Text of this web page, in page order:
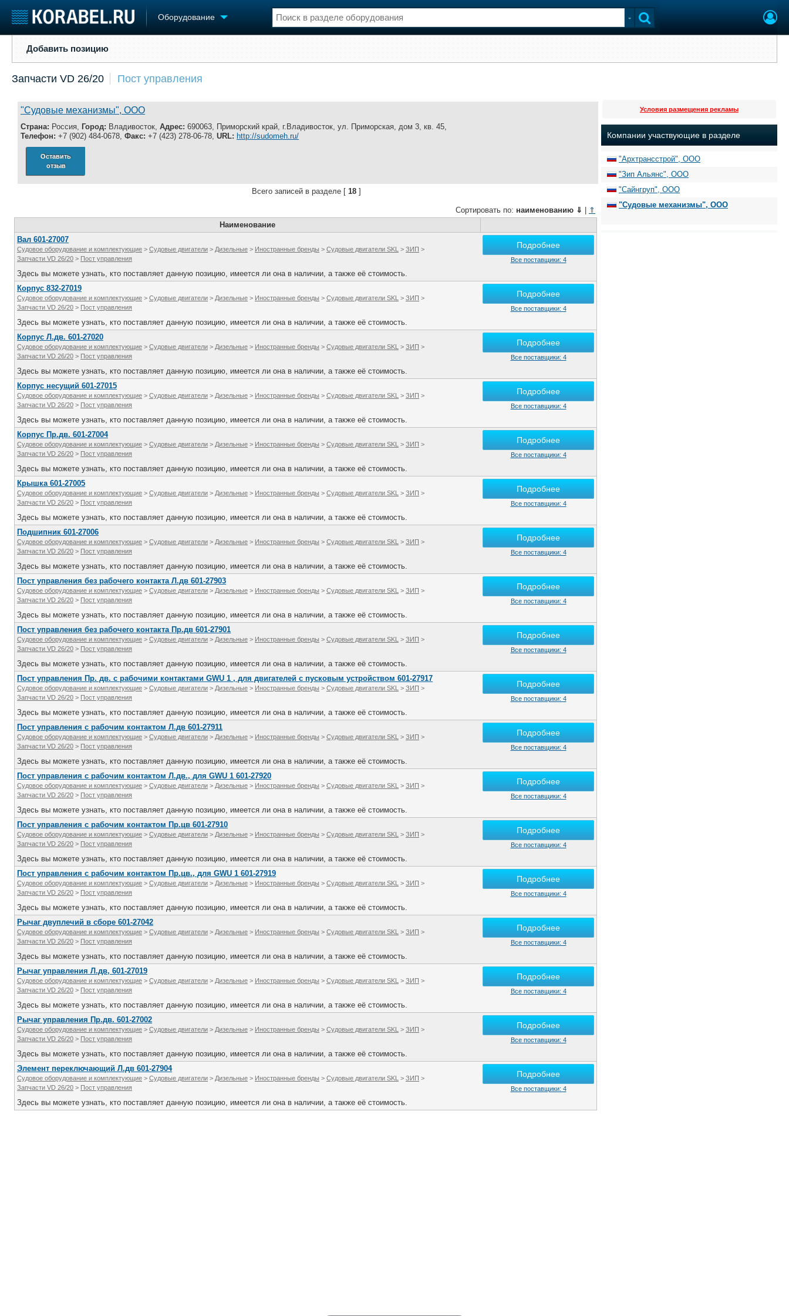
Оборудование
Судостроение
Пульс
Компании
Работа
Крюинг
Журнал
Реклама
Торговая площадка
Доска объявлений
Оборудование
Материалы
Конференции
Флот
Добавить позицию
Запчасти VD 26/20 Пост управления
"Судовые механизмы", ООО
Страна: Россия, Город: Владивосток, Адрес: 690063, Приморский край, г.Владивосток, ул. Приморская, дом 3, кв. 45,
Телефон: +7 (902) 484-0678, Факс: +7 (423) 278-06-78, URL: http://sudomeh.ru/
Оставить
отзыв
Всего записей в разделе [ 18 ]
Сортировать по: наименованию ⇓
⇑
Наименование
Вал 601-27007
Судовое оборудование и комплектующие > Судовые двигатели > Дизельные > Иностранные бренды > Судовые двигатели SKL > ЗИП >
Запчасти VD 26/20 > Пост управления
Здесь вы можете узнать, кто поставляет данную позицию, имеется ли она в наличии, а также её стоимость.
Подробнее
Все поставщики: 4
Корпус 832-27019
Судовое оборудование и комплектующие > Судовые двигатели > Дизельные > Иностранные бренды > Судовые двигатели SKL > ЗИП >
Запчасти VD 26/20 > Пост управления
Здесь вы можете узнать, кто поставляет данную позицию, имеется ли она в наличии, а также её стоимость.
Подробнее
Все поставщики: 4
Корпус Л.дв. 601-27020
Судовое оборудование и комплектующие > Судовые двигатели > Дизельные > Иностранные бренды > Судовые двигатели SKL > ЗИП >
Запчасти VD 26/20 > Пост управления
Здесь вы можете узнать, кто поставляет данную позицию, имеется ли она в наличии, а также её стоимость.
Подробнее
Все поставщики: 4
Корпус несущий 601-27015
Судовое оборудование и комплектующие > Судовые двигатели > Дизельные > Иностранные бренды > Судовые двигатели SKL > ЗИП >
Запчасти VD 26/20 > Пост управления
Здесь вы можете узнать, кто поставляет данную позицию, имеется ли она в наличии, а также её стоимость.
Подробнее
Все поставщики: 4
Корпус Пр.дв. 601-27004
Судовое оборудование и комплектующие > Судовые двигатели > Дизельные > Иностранные бренды > Судовые двигатели SKL > ЗИП >
Запчасти VD 26/20 > Пост управления
Здесь вы можете узнать, кто поставляет данную позицию, имеется ли она в наличии, а также её стоимость.
Подробнее
Все поставщики: 4
Крышка 601-27005
Судовое оборудование и комплектующие > Судовые двигатели > Дизельные > Иностранные бренды > Судовые двигатели SKL > ЗИП >
Запчасти VD 26/20 > Пост управления
Здесь вы можете узнать, кто поставляет данную позицию, имеется ли она в наличии, а также её стоимость.
Подробнее
Все поставщики: 4
Подшипник 601-27006
Судовое оборудование и комплектующие > Судовые двигатели > Дизельные > Иностранные бренды > Судовые двигатели SKL > ЗИП >
Запчасти VD 26/20 > Пост управления
Здесь вы можете узнать, кто поставляет данную позицию, имеется ли она в наличии, а также её стоимость.
Подробнее
Все поставщики: 4
Пост управления без рабочего контакта Л.дв 601-27903
Судовое оборудование и комплектующие > Судовые двигатели > Дизельные > Иностранные бренды > Судовые двигатели SKL > ЗИП >
Запчасти VD 26/20 > Пост управления
Здесь вы можете узнать, кто поставляет данную позицию, имеется ли она в наличии, а также её стоимость.
Подробнее
Все поставщики: 4
Пост управления без рабочего контакта Пр.дв 601-27901
Судовое оборудование и комплектующие > Судовые двигатели > Дизельные > Иностранные бренды > Судовые двигатели SKL > ЗИП >
Запчасти VD 26/20 > Пост управления
Здесь вы можете узнать, кто поставляет данную позицию, имеется ли она в наличии, а также её стоимость.
Подробнее
Все поставщики: 4
Пост управления Пр. дв. с рабочими контактами GWU 1 , для двигателей с пусковым устройством 601-27917
Судовое оборудование и комплектующие > Судовые двигатели > Дизельные > Иностранные бренды > Судовые двигатели SKL > ЗИП >
Запчасти VD 26/20 > Пост управления
Здесь вы можете узнать, кто поставляет данную позицию, имеется ли она в наличии, а также её стоимость.
Подробнее
Все поставщики: 4
Пост управления с рабочим контактом Л.дв 601-27911
Судовое оборудование и комплектующие > Судовые двигатели > Дизельные > Иностранные бренды > Судовые двигатели SKL > ЗИП >
Запчасти VD 26/20 > Пост управления
Здесь вы можете узнать, кто поставляет данную позицию, имеется ли она в наличии, а также её стоимость.
Подробнее
Все поставщики: 4
Пост управления с рабочим контактом Л.дв., для GWU 1 601-27920
Судовое оборудование и комплектующие > Судовые двигатели > Дизельные > Иностранные бренды > Судовые двигатели SKL > ЗИП >
Запчасти VD 26/20 > Пост управления
Здесь вы можете узнать, кто поставляет данную позицию, имеется ли она в наличии, а также её стоимость.
Подробнее
Все поставщики: 4
Пост управления с рабочим контактом Пр.цв 601-27910
Судовое оборудование и комплектующие > Судовые двигатели > Дизельные > Иностранные бренды > Судовые двигатели SKL > ЗИП >
Запчасти VD 26/20 > Пост управления
Здесь вы можете узнать, кто поставляет данную позицию, имеется ли она в наличии, а также её стоимость.
Подробнее
Все поставщики: 4
Пост управления с рабочим контактом Пр.цв., для GWU 1 601-27919
Судовое оборудование и комплектующие > Судовые двигатели > Дизельные > Иностранные бренды > Судовые двигатели SKL > ЗИП >
Запчасти VD 26/20 > Пост управления
Здесь вы можете узнать, кто поставляет данную позицию, имеется ли она в наличии, а также её стоимость.
Подробнее
Все поставщики: 4
Рычаг двуплечий в сборе 601-27042
Судовое оборудование и комплектующие > Судовые двигатели > Дизельные > Иностранные бренды > Судовые двигатели SKL > ЗИП >
Запчасти VD 26/20 > Пост управления
Здесь вы можете узнать, кто поставляет данную позицию, имеется ли она в наличии, а также её стоимость.
Подробнее
Все поставщики: 4
Рычаг управления Л.дв, 601-27019
Судовое оборудование и комплектующие > Судовые двигатели > Дизельные > Иностранные бренды > Судовые двигатели SKL > ЗИП >
Запчасти VD 26/20 > Пост управления
Здесь вы можете узнать, кто поставляет данную позицию, имеется ли она в наличии, а также её стоимость.
Подробнее
Все поставщики: 4
Рычаг управления Пр.дв. 601-27002
Судовое оборудование и комплектующие > Судовые двигатели > Дизельные > Иностранные бренды > Судовые двигатели SKL > ЗИП >
Запчасти VD 26/20 > Пост управления
Здесь вы можете узнать, кто поставляет данную позицию, имеется ли она в наличии, а также её стоимость.
Подробнее
Все поставщики: 4
Элемент переключающий Л.дв 601-27904
Судовое оборудование и комплектующие > Судовые двигатели > Дизельные > Иностранные бренды > Судовые двигатели SKL > ЗИП >
Запчасти VD 26/20 > Пост управления
Здесь вы можете узнать, кто поставляет данную позицию, имеется ли она в наличии, а также её стоимость.
Подробнее
Все поставщики: 4
Условия размещения рекламы
Компании участвующие в разделе
"Архтрансстрой", ООО
"Зип Альянс", ООО
"Сайнгруп", ООО
"Судовые механизмы", ООО